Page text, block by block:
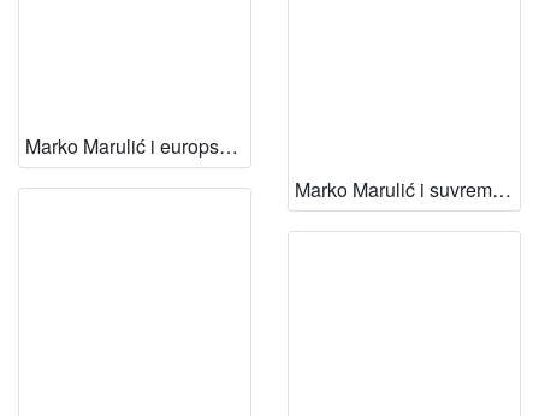
Marko Marulić i europsko humanističko pjesništvo = The Latin verse of Marko Marulić in the context of the European humanistic poetry / Darko Novaković
Marko Marulić i suvremeni čitalac / Zvonimir Kulundžić